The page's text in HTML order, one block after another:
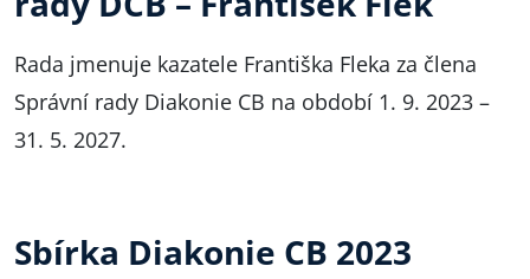
Rada jmenuje kazatele Františka Fleka za člena
Správní rady Diakonie CB na období 1. 9. 2023 –
31. 5. 2027.
Sbírka Diakonie CB 2023